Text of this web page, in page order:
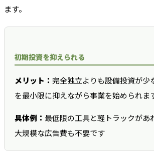
ます。
初期投資を抑えられる
メリット： 完全独立よりも設備投資が少
を最小限に抑えながら事業を始められま
具体例： 最低限の工具と軽トラックがあ
大規模な広告費も不要です